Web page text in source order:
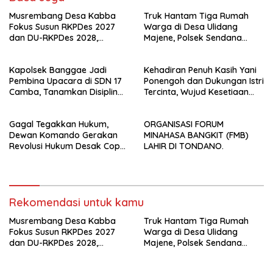
Musrembang Desa Kabba
Fokus Susun RKPDes 2027
dan DU-RKPDes 2028,
Berkelanjutan
Truk Hantam Tiga Rumah
Warga di Desa Ulidang
Majene, Polsek Sendana
Kapolsek Banggae Jadi
Pembina Upacara di SDN 17
Camba, Tanamkan Disiplin
Kehadiran Penuh Kasih Yani
Ponengoh dan Dukungan Istri
Tercinta, Wujud Kesetiaan
Gagal Tegakkan Hukum,
Dewan Komando Gerakan
Revolusi Hukum Desak Copot
ORGANISASI FORUM
MINAHASA BANGKIT (FMB)
LAHIR DI TONDANO.
Rekomendasi untuk kamu
Musrembang Desa Kabba
Fokus Susun RKPDes 2027
dan DU-RKPDes 2028,
Truk Hantam Tiga Rumah
Warga di Desa Ulidang
Majene, Polsek Sendana